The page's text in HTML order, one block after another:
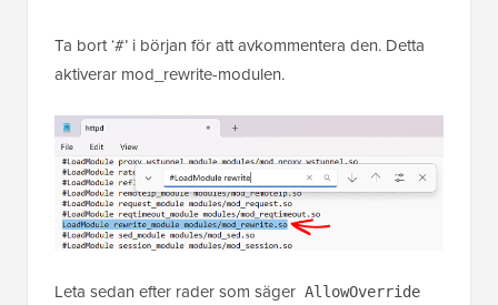
Ta bort ‘#’ i början för att avkommentera den. Detta
aktiverar mod_rewrite-modulen.
Leta sedan efter rader som säger AllowOverride